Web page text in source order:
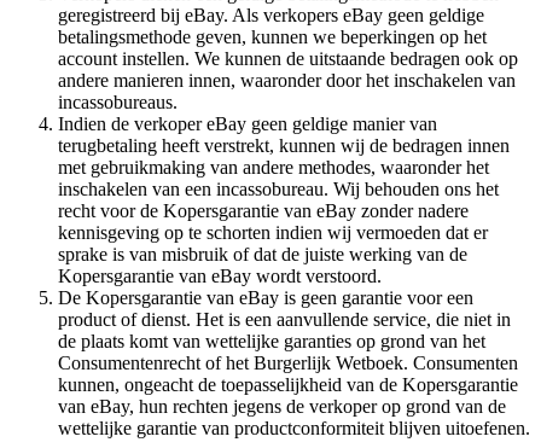
geregistreerd bij eBay. Als verkopers eBay geen geldige
betalingsmethode geven, kunnen we beperkingen op het
account instellen. We kunnen de uitstaande bedragen ook op
andere manieren innen, waaronder door het inschakelen van
incassobureaus.
Indien de verkoper eBay geen geldige manier van
terugbetaling heeft verstrekt, kunnen wij de bedragen innen
met gebruikmaking van andere methodes, waaronder het
inschakelen van een incassobureau. Wij behouden ons het
recht voor de Kopersgarantie van eBay zonder nadere
kennisgeving op te schorten indien wij vermoeden dat er
sprake is van misbruik of dat de juiste werking van de
Kopersgarantie van eBay wordt verstoord.
De Kopersgarantie van eBay is geen garantie voor een
product of dienst. Het is een aanvullende service, die niet in
de plaats komt van wettelijke garanties op grond van het
Consumentenrecht of het Burgerlijk Wetboek. Consumenten
kunnen, ongeacht de toepasselijkheid van de Kopersgarantie
van eBay, hun rechten jegens de verkoper op grond van de
wettelijke garantie van productconformiteit blijven uitoefenen.